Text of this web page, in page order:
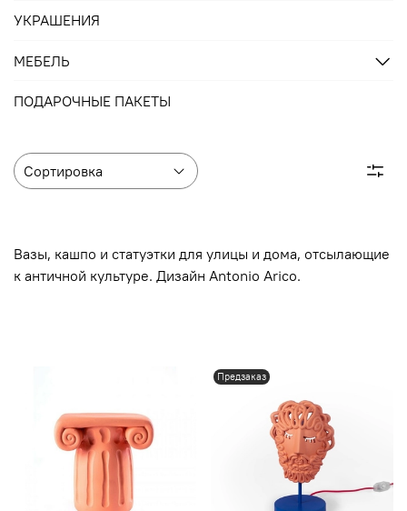
Вазы, кашпо и статуэтки для улицы и дома, отсылающие
к античной культуре. Дизайн Antonio Arico.
Предзаказ
УКРАШЕНИЯ
МЕБЕЛЬ
ПОДАРОЧНЫЕ ПАКЕТЫ